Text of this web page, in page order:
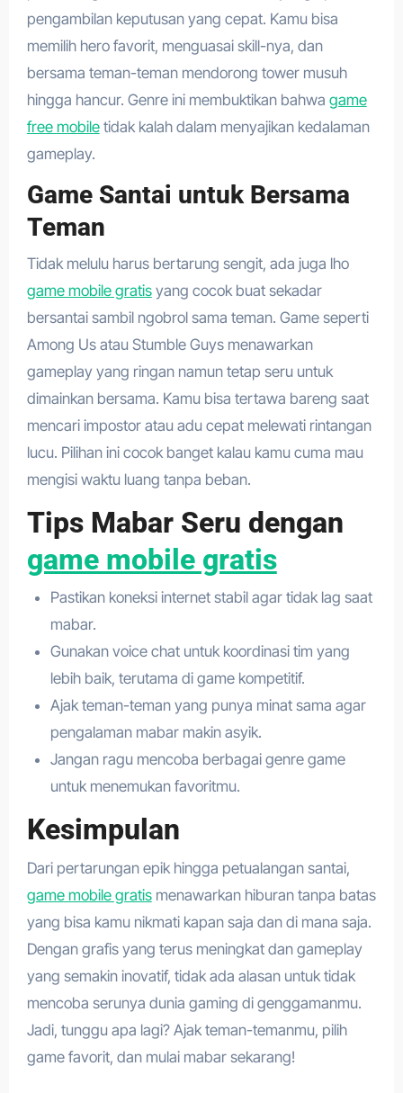
pengambilan keputusan yang cepat. Kamu bisa
memilih hero favorit, menguasai skill-nya, dan
bersama teman-teman mendorong tower musuh
hingga hancur. Genre ini membuktikan bahwa game
free mobiletidak kalah dalam menyajikan kedalaman
gameplay.
Game Santai untuk Bersama
Teman
Tidak melulu harus bertarung sengit, ada juga lho
game mobile gratisyang cocok buat sekadar
bersantai sambil ngobrol sama teman. Game seperti
Among Us atau Stumble Guys menawarkan
gameplay yang ringan namun tetap seru untuk
dimainkan bersama. Kamu bisa tertawa bareng saat
mencari impostor atau adu cepat melewati rintangan
lucu. Pilihan ini cocok banget kalau kamu cuma mau
mengisi waktu luang tanpa beban.
Tips Mabar Seru dengan
game mobile gratis
Pastikan koneksi internet stabil agar tidak lag saat
mabar.
Gunakan voice chat untuk koordinasi tim yang
lebih baik, terutama di game kompetitif.
Ajak teman-teman yang punya minat sama agar
pengalaman mabar makin asyik.
Jangan ragu mencoba berbagai genre game
untuk menemukan favoritmu.
Kesimpulan
Dari pertarungan epik hingga petualangan santai,
game mobile gratismenawarkan hiburan tanpa batas
yang bisa kamu nikmati kapan saja dan di mana saja.
Dengan grafis yang terus meningkat dan gameplay
yang semakin inovatif, tidak ada alasan untuk tidak
mencoba serunya dunia gaming di genggamanmu.
Jadi, tunggu apa lagi? Ajak teman-temanmu, pilih
game favorit, dan mulai mabar sekarang!